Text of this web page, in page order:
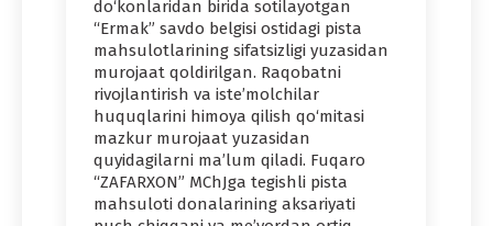
do‘konlaridan birida sotilayotgan
“Ermak” savdo belgisi ostidagi pista
mahsulotlarining sifatsizligi yuzasidan
murojaat qoldirilgan. Raqobatni
rivojlantirish va iste’molchilar
huquqlarini himoya qilish qo‘mitasi
mazkur murojaat yuzasidan
quyidagilarni ma’lum qiladi. Fuqaro
“ZAFARXON” MChJga tegishli pista
mahsuloti donalarining aksariyati